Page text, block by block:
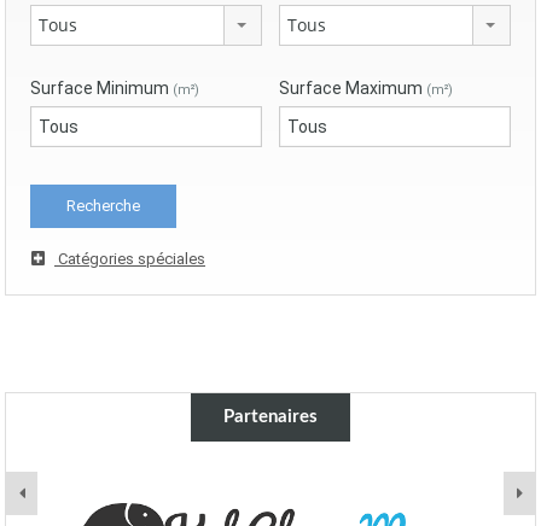
Tous Tous
Surface Minimum (m²) Surface Maximum (m²)
Catégories spéciales
Partenaires